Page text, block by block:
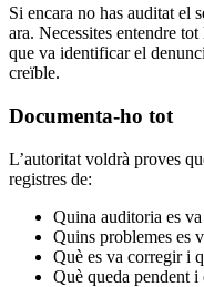
Si encara no has auditat el
ara. Necessites entendre
que va identificar el
creïble.
Documenta-ho tot
L’autoritat voldrà proves
registres de:
Quina auditoria es
Quins problemes es
Què es va corregir i
Què queda pendent